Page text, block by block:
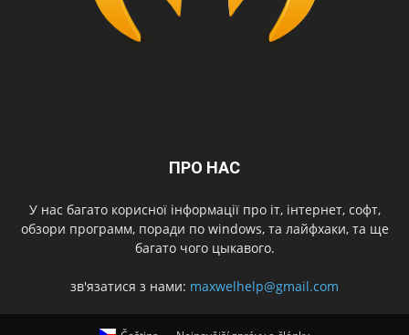
ПРО НАС
У нас багато корисної інформації про іт, інтернет, софт,
обзори программ, поради по windows, та лайфхаки, та ще
багато чого цыкавого.
зв'язатися з нами: maxwelhelp@gmail.com